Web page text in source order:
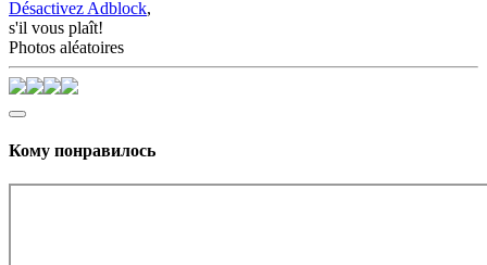
Désactivez Adblock,
s'il vous plaît!
Photos aléatoires
Кому понравилось